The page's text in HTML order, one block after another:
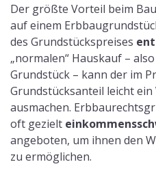
Der größte Vorteil beim
auf einem
des Grundstückspreises
„normalen“ Hauskauf –
Grundstück – kann der im
Grundstücksanteil leicht
ausmachen.
oft gezielt
angeboten, um ihnen den
zu ermöglichen.